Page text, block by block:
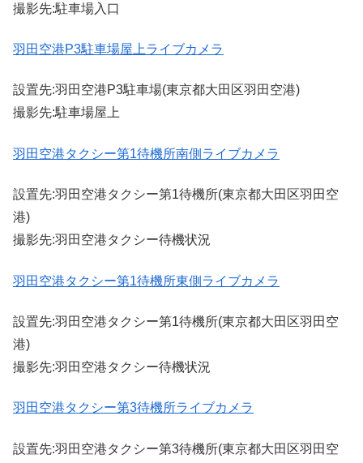
撮影先:駐車場入口
羽田空港P3駐車場屋上ライブカメラ
設置先:羽田空港P3駐車場(東京都大田区羽田空港)
撮影先:駐車場屋上
羽田空港タクシー第1待機所南側ライブカメラ
設置先:羽田空港タクシー第1待機所(東京都大田区羽田空
港)
撮影先:羽田空港タクシー待機状況
羽田空港タクシー第1待機所東側ライブカメラ
設置先:羽田空港タクシー第1待機所(東京都大田区羽田空
港)
撮影先:羽田空港タクシー待機状況
羽田空港タクシー第3待機所ライブカメラ
設置先:羽田空港タクシー第3待機所(東京都大田区羽田空